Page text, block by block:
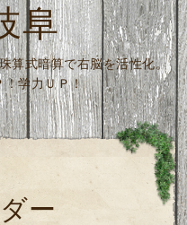
阜
算式暗算で右脳を活性化。
力ＵＰ！
ー